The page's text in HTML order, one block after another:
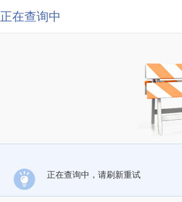
正在查询中
正在查询中，请刷新重试